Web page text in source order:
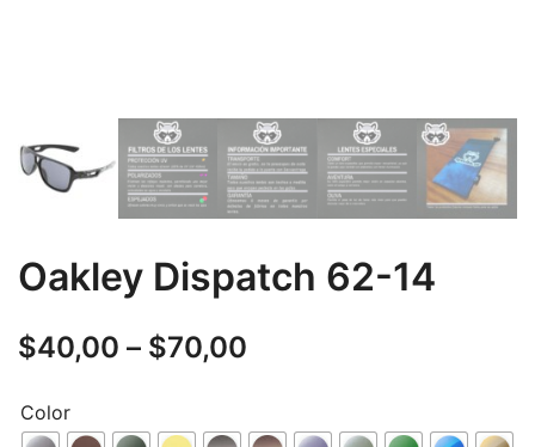
Oakley Dispatch 62-14
$40,00 – $70,00
Color